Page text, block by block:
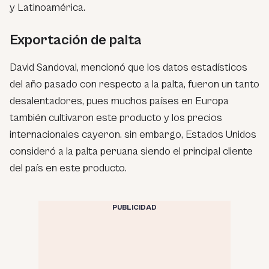
y Latinoamérica.
Exportación de palta
David Sandoval, mencionó que los datos estadísticos
del año pasado con respecto a la palta, fueron un tanto
desalentadores, pues muchos países en Europa
también cultivaron este producto y los precios
internacionales cayeron. sin embargo, Estados Unidos
consideró a la palta peruana siendo el principal cliente
del país en este producto.
PUBLICIDAD